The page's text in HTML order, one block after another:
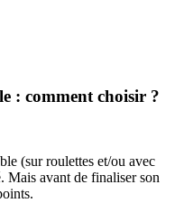
: comment choisir ?
(sur roulettes et/ou avec
Mais avant de finaliser son